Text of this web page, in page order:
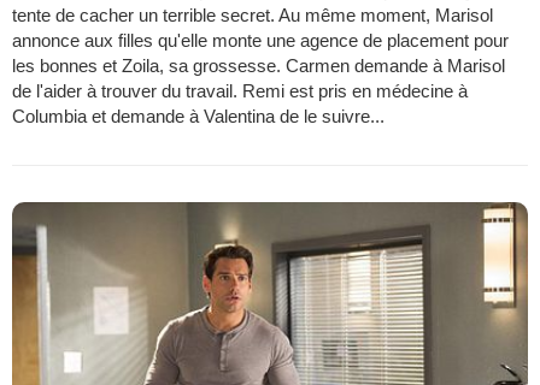
tente de cacher un terrible secret. Au même moment, Marisol
annonce aux filles qu'elle monte une agence de placement pour
les bonnes et Zoila, sa grossesse. Carmen demande à Marisol
de l'aider à trouver du travail. Remi est pris en médecine à
Columbia et demande à Valentina de le suivre...